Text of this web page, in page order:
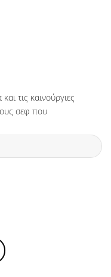
τις καινούργιες
σεφ που